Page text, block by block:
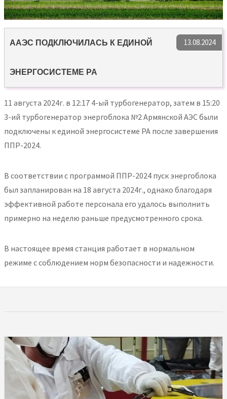
13.08.2024
ААЭС ПОДКЛЮЧИЛАСЬ К ЕДИНОЙ
ЭНЕРГОСИСТЕМЕ РА
11 августа 2024г. в 12:17 4-ый турбогенератор, затем в 15:20
3-ий турбогенератор энергоблока №2 Армянской АЭС были
подключены к единой энергосистеме РА после завершения
ППР-2024.
В соответствии с программой ППР-2024 пуск энергоблока
был запланирован на 18 августа 2024г., однако благодаря
эффективной работе персонала его удалось выполнить
примерно на неделю раньше предусмотренного срока.
В настоящее время станция работает в нормальном
режиме с соблюдением норм безопасности и надежности.